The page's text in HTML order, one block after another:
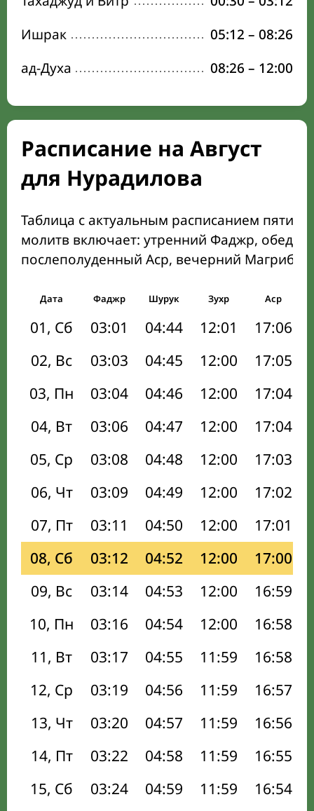
Ишрак
05:12 – 08:26
ад-Духа
08:26 – 12:00
Расписание на Август
для Нурадилова
Таблица с актуальным расписанием пяти
молитв включает: утренний Фаджр,
послеполуденный Аср, вечерний Магриб
Дата Фаджр Шурук Зухр Аср
01, Сб 03:01 04:44 12:01 17:06
02, Вс
03:03 04:45 12:00 17:05
03, Пн
03:04 04:46 12:00 17:04
04, Вт
03:06 04:47 12:00 17:04
05, Ср
03:08 04:48 12:00 17:03
06, Чт
03:09 04:49 12:00 17:02
07, Пт
03:11 04:50 12:00 17:01
08, Сб
03:12 04:52 12:00 17:00
09, Вс
03:14 04:53 12:00 16:59
10, Пн
03:16 04:54 12:00 16:58
11, Вт
03:17 04:55 11:59 16:58
12, Ср
03:19 04:56 11:59 16:57
13, Чт
03:20 04:57 11:59 16:56
14, Пт
03:22 04:58 11:59 16:55
15, Сб
03:24 04:59 11:59 16:54